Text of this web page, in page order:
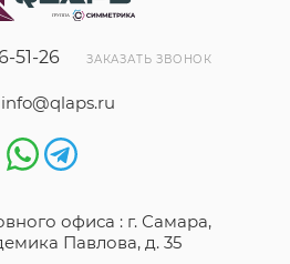
51-26 ЗАКАЗАТЬ ЗВОНОК
info@qlaps.ru
офиса : г. Самара,
Павлова, д. 35